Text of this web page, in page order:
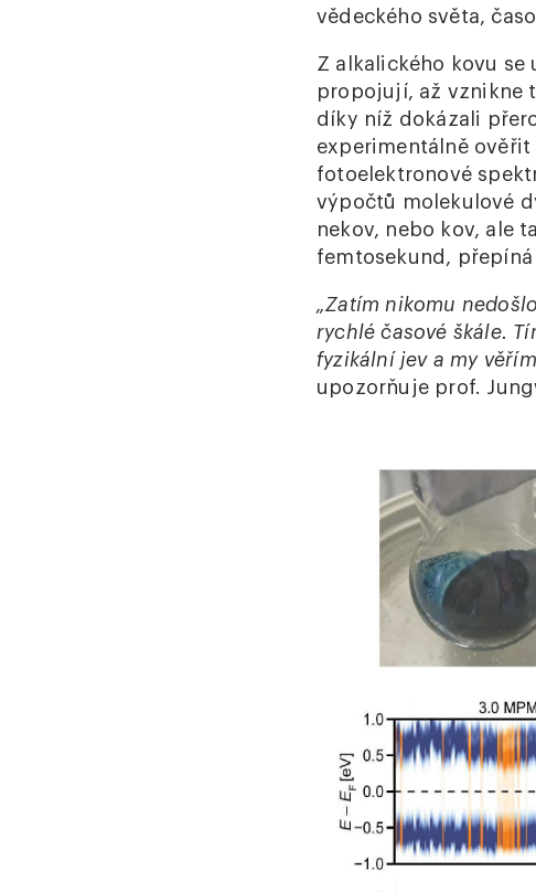
vědeckého světa,
Z alkalického kovu
propojují, až vznikne
díky níž dokázali
experimentálně
fotoelektronové
výpočtů molekulové
nekov, nebo kov, ale
femtosekund,
„Zatím nikomu
rychlé časové škále.
fyzikální jev a my
upozorňuje prof.